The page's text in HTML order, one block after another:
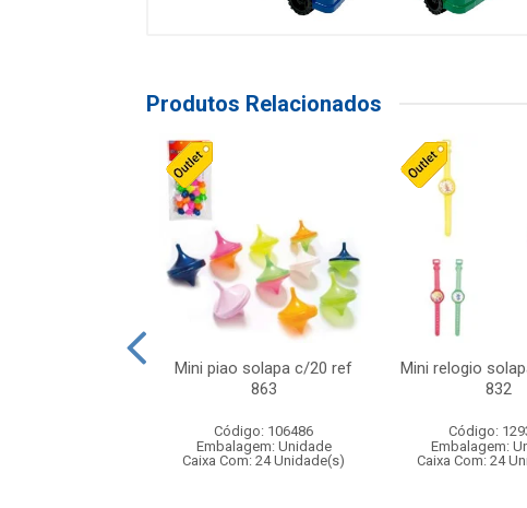
Produtos Relacionados
Mini piao solapa c/20 ref
863
Código: 106486
Embalagem: Unidade
Caixa Com: 24 Unidade(s)
Mini relogio
832
Código:
Embalagem:
Caixa Com: 24